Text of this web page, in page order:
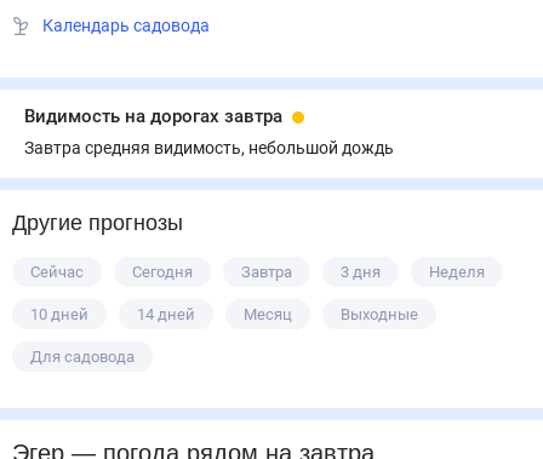
Календарь садовода
Видимость на дорогах завтра
Завтра средняя видимость, небольшой дождь
Другие прогнозы
Сейчас Сегодня Завтра 3 дня Неделя
10 дней 14 дней Месяц Выходные
Для садовода
Эгер — погода рядомна завтра